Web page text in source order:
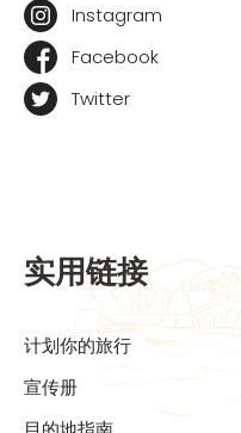
Instagram
Facebook
Twitter
实用链接
计划你的旅行
宣传册